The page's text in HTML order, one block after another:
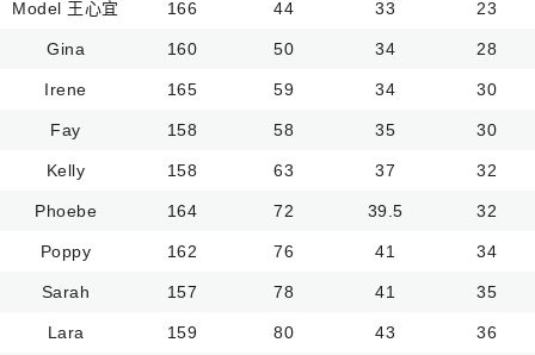
Model 王心宜 166 44 33 23
Gina 160 50 34 28
Irene 165 59 34 30
Fay 158 58 35 30
Kelly 158 63 37 32
Phoebe 164 72 39.5 32
Poppy 162 76 41 34
Sarah 157 78 41 35
Lara 159 80 43 36